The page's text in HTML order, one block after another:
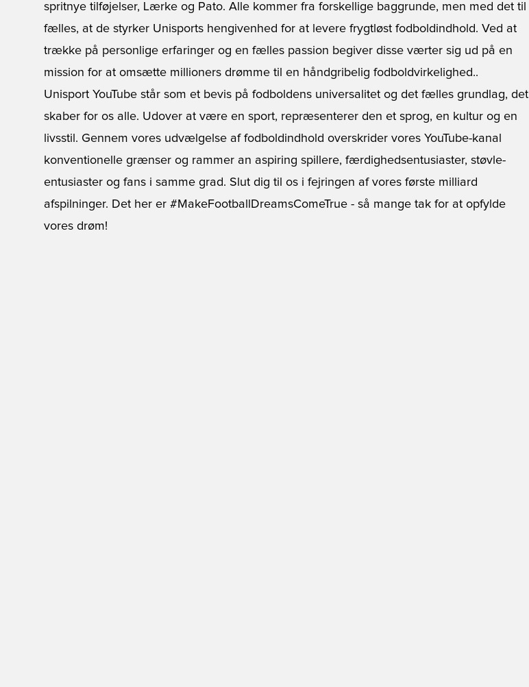
spritnye tilføjelser, Lærke og Pato. Alle kommer fra forskellige baggrunde, men med det til
fælles, at de styrker Unisports hengivenhed for at levere frygtløst fodboldindhold. Ved at
trække på personlige erfaringer og en fælles passion begiver disse værter sig ud på en
mission for at omsætte millioners drømme til en håndgribelig fodboldvirkelighed..
Unisport YouTube står som et bevis på fodboldens universalitet og det fælles grundlag, det
skaber for os alle. Udover at være en sport, repræsenterer den et sprog, en kultur og en
livsstil. Gennem vores udvælgelse af fodboldindhold overskrider vores YouTube-kanal
konventionelle grænser og rammer an aspiring spillere, færdighedsentusiaster, støvle-
entusiaster og fans i samme grad. Slut dig til os i fejringen af vores første milliard
afspilninger. Det her er #MakeFootballDreamsComeTrue - så mange tak for at opfylde
vores drøm!